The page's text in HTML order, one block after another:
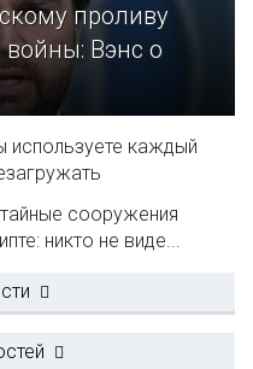
проливу
войны: Вэнс о
используете каждый
сооружения
никто не виде...